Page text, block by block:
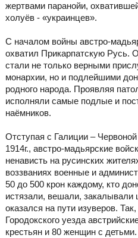
жертвами паранойи,
холуёв - «украинцев».
С началом войны австро-
охватил Прикарпатскую Русь.
стали не только верными
монархии, но и подлейшими
родного народа. Проявляя
исполняли самые подлые и
наёмников.
Отступая с Галиции –
1914г., австро-мадьярские
ненависть на русинских
воззваниях военные и
50 до 500 крон каждому, кто
истязали, вешали, закалывали
оказался на пути изуверов.
Городокского уезда
крестьян и 80 женщин с